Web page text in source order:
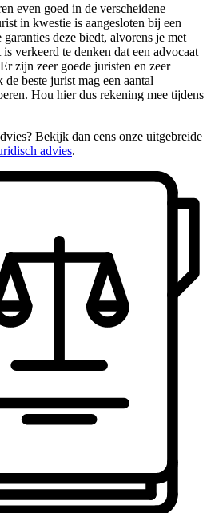
even goed in de verscheidene
in kwestie is aangesloten bij een
deze biedt, alvorens je met
verkeerd te denken dat een advocaat
zijn zeer goede juristen en zeer
beste jurist mag een aantal
Hou hier dus rekening mee tijdens
Bekijk dan eens onze uitgebreide
advies.